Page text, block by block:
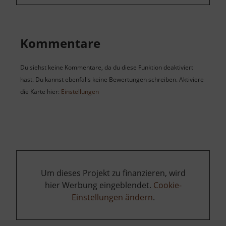
Kommentare
Du siehst keine Kommentare, da du diese Funktion deaktiviert
hast. Du kannst ebenfalls keine Bewertungen schreiben. Aktiviere
die Karte hier: Einstellungen
Um dieses Projekt zu finanzieren, wird
hier Werbung eingeblendet. Cookie-
Einstellungen ändern.